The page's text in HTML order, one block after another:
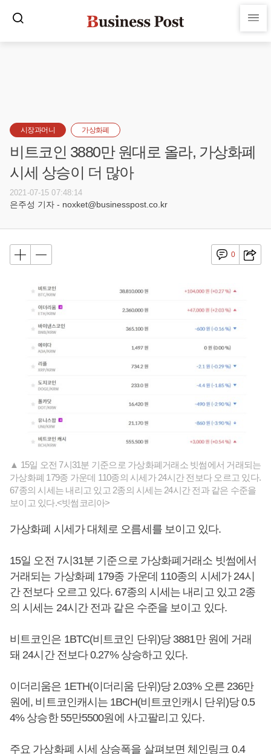
시장과머니 가상화폐
비트코인 3880만 원대로 올라, 가상화폐
시세 상승이 더 많아
2021-07-15 07:48:14
은주성 기자 - noxket@businesspost.co.kr
0
▲ 15일 오전 7시31분 기준으로 가상화폐거래소 빗썸에서 거래되는
가상화폐 179종 가운데 110종의 시세가 24시간 전보다 오르고 있다.
67종의 시세는 내리고 있고 2종의 시세는 24시간 전과 같은 수준을
보이고 있다.<빗썸코리아>
가상화폐 시세가 대체로 오름세를 보이고 있다.
15일 오전 7시31분 기준으로 가상화폐거래소 빗썸에서
거래되는 가상화폐 179종 가운데 110종의 시세가 24시
간 전보다 오르고 있다. 67종의 시세는 내리고 있고 2종
의 시세는 24시간 전과 같은 수준을 보이고 있다.
비트코인은 1BTC(비트코인 단위)당 3881만 원에 거래
돼 24시간 전보다 0.27% 상승하고 있다.
이더리움은 1ETH(이더리움 단위)당 2.03% 오른 236만
원에, 비트코인캐시는 1BCH(비트코인캐시 단위)당 0.5
4% 상승한 55만5500원에 사고팔리고 있다.
주요 가상화폐 시세 상승폭을 살펴보면 체인링크 0.4